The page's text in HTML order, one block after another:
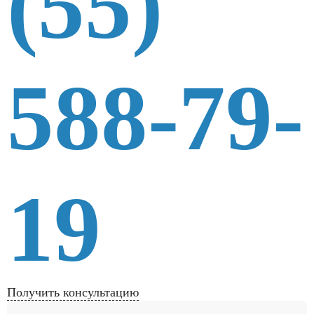
588-79-
19
Получить консультацию